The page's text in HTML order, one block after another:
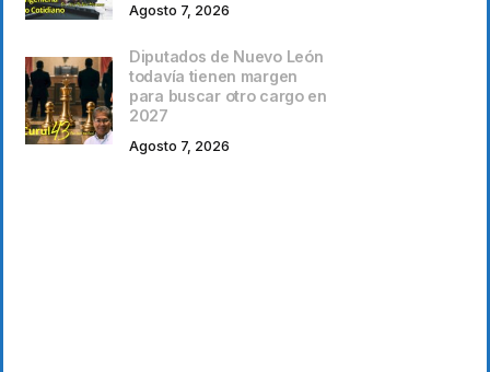
Agosto 7, 2026
Diputados de Nuevo León
todavía tienen margen
para buscar otro cargo en
2027
Agosto 7, 2026